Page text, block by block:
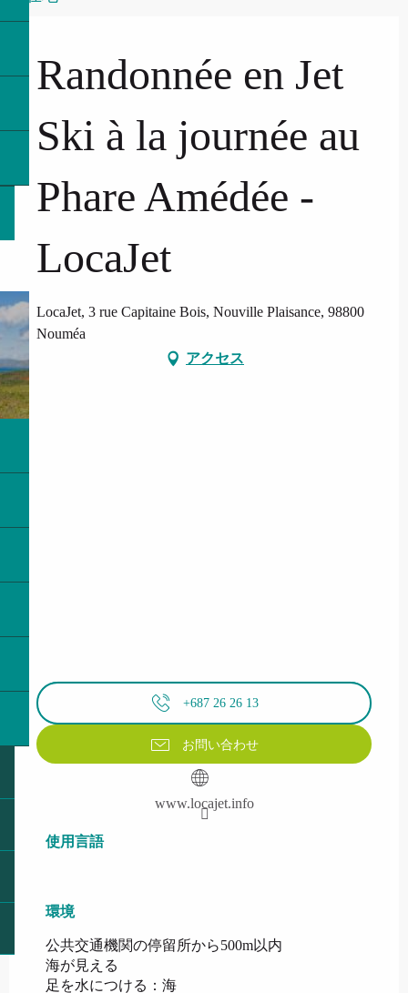
Randonnée en Jet
Ski à la journée au
Phare Amédée -
LocaJet
LocaJet, 3 rue Capitaine Bois, Nouville Plaisance, 98800
Nouméa
アクセス
+687 26 26 13
お問い合わせ
www.locajet.info
使用言語
使用言語
環境
環境
公共交通機関の停留所から500m以内
海が見える
足を水につける：海